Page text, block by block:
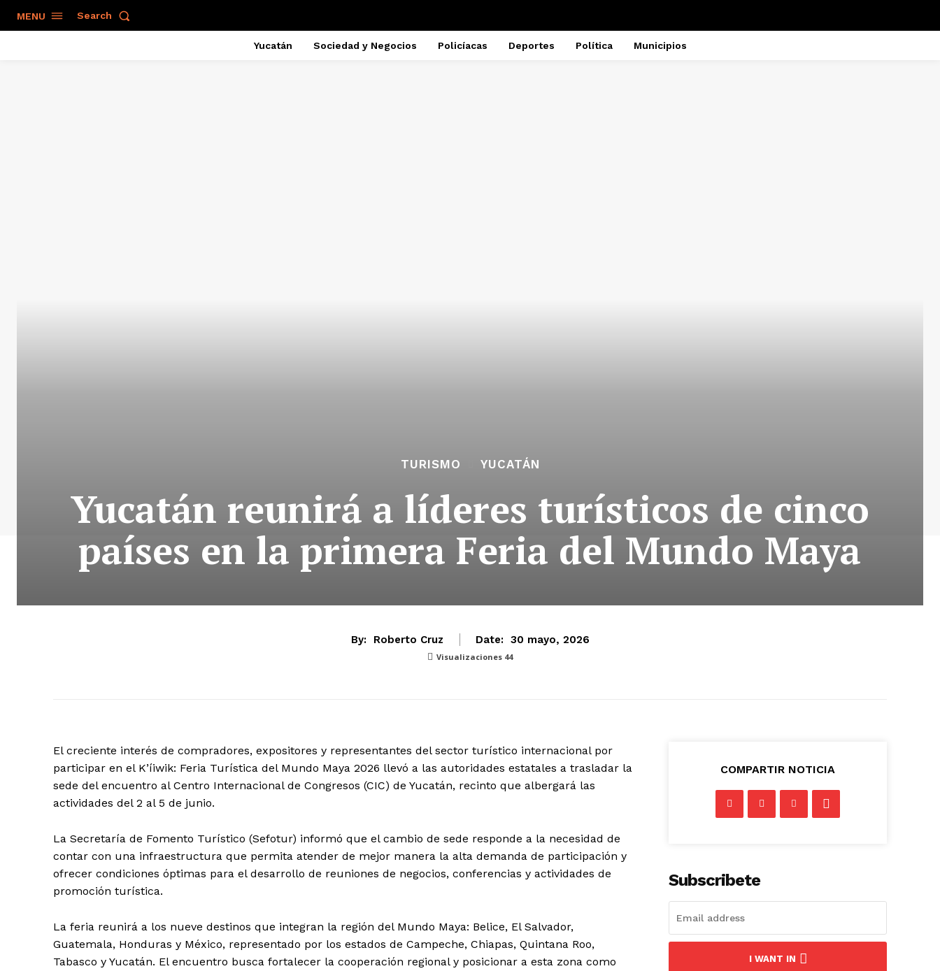
MENU Search
Yucatán Sociedad y Negocios Policíacas Deportes Política Municipios
TURISMO YUCATÁN
Yucatán reunirá a líderes turísticos de cinco
países en la primera Feria del Mundo Maya
By: Roberto Cruz Date: 30 mayo, 2026
Visualizaciones 44
El creciente interés de compradores, expositores y representantes del sector turístico internacional por
participar en el K’íiwik: Feria Turística del Mundo Maya 2026 llevó a las autoridades estatales a trasladar la
sede del encuentro al Centro Internacional de Congresos (CIC) de Yucatán, recinto que albergará las
actividades del 2 al 5 de junio.
La Secretaría de Fomento Turístico (Sefotur) informó que el cambio de sede responde a la necesidad de
contar con una infraestructura que permita atender de mejor manera la alta demanda de participación y
ofrecer condiciones óptimas para el desarrollo de reuniones de negocios, conferencias y actividades de
promoción turística.
La feria reunirá a los nueve destinos que integran la región del Mundo Maya: Belice, El Salvador,
Guatemala, Honduras y México, representado por los estados de Campeche, Chiapas, Quintana Roo,
Tabasco y Yucatán. El encuentro busca fortalecer la cooperación regional y posicionar a esta zona como
COMPARTIR NOTICIA
Subscribete
I WANT IN